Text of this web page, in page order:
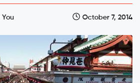
October 7, 2014